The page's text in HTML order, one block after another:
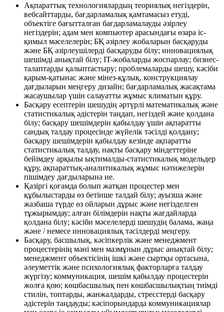
Ақпараттық технологиялардың теориялық негіздерін,
вебсайттарды, бағдарламалық қамтамасыз етуді,
объектіге бағытталған бағдарламалауды әзірлеу
негіздерін; адам мен компьютер арасындағы өзара іс-
қимыл мәселелерін; БҚ әзірлеу жобаларын басқаруды
және БҚ әзірлеушілерді басқаруды білу; инновациялық
шешімді анықтай білу; IT-жобаларды жоспарлау; бизнес-
талаптарды қалыптастыру; проблемаларды шешу, кәсіби
қарым-қатынас және мінез-құлық, конструкциялау
дағдыларын меңгеру дизайн; бағдарламалық жасақтама
жасаушылар үшін салауатты жұмыс климатын құру.
Басқару есептерін шешудің әртүрлі математикалық және
статистикалық әдістерін таңдап, негіздей және қолдана
білу; басқару шешімдерін қабылдау үшін ақпаратты
сандық талдау процесінде жүйелік тәсілді қолдану;
басқару шешімдерін қабылдау кезінде ақпаратты
статистикалық талдау, нақты басқару міндеттеріне
бейімдеу арқылы ықтималды-статистикалық модельдер
құру, ақпараттық-аналитикалық жұмыс нәтижелерін
пішімдеу дағдыларына ие.
Қазіргі қоғамда болып жатқан процестер мен
құбылыстарды өз бетінше талдай білу; ауызша және
жазбаша түрде өз ойларын дұрыс және негізделген
тұжырымдау; алған білімдерін нақты жағдайларда
қолдана білу; кәсіби мәселелерді шешудің балама, жаңа
және / немесе инновациялық тәсілдерді меңгеру.
Басқару, басшылық, кәсіпкерлік және менеджмент
процестерінің мәні мен мазмұнын дұрыс анықтай білу;
менеджмент объектісінің ішкі және сыртқы ортасына,
әлеуметтік және психологиялық факторларға талдау
жүргізу; коммуникация, шешім қабылдау процестерін
жолға қою; көшбасшылық пен көшбасшылықтың тиімді
стилін, топтарды, жанжалдарды, стресстерді басқару
әдістерін таңдауды; кәсіпорындарда коммуникациялар